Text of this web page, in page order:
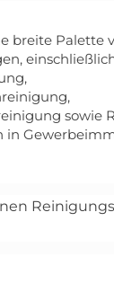
breite Palette
sowie
in